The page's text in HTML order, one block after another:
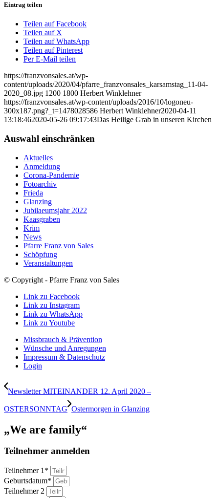
Eintrag teilen
Teilen auf Facebook
Teilen auf X
Teilen auf WhatsApp
Teilen auf Pinterest
Per E-Mail teilen
https://franzvonsales.at/wp-
content/uploads/2020/04/pfarre_franzvonsales_karsamstag_11-04-
2020_08.jpg 1200 1800 Herbert Winklehner
https://franzvonsales.at/wp-content/uploads/2016/10/logoneu-
300x187.png?_t=1478028586 Herbert Winklehner2020-04-11
13:18:462020-05-26 09:17:43Das Heilige Grab in unseren Kirchen
Auswahl einschränken
Aktuelles
Anmeldung
Corona-Pandemie
Fotoarchiv
Frieda
Glanzing
Jubilaeumsjahr 2022
Kaasgraben
Krim
News
Pfarre Franz von Sales
Schöpfung
Veranstaltungen
© Copyright - Pfarre Franz von Sales
Link zu Facebook
Link zu Instagram
Link zu WhatsApp
Link zu Youtube
Missbrauch & Prävention
Wünsche und Anregungen
Impressum & Datenschutz
Login
Newsletter MITEINANDER 12. April 2020 –
OSTERSONNTAG Ostermorgen in Glanzing
„We are family“
Teilnehmer anmelden
Teilnehmer 1*
Geburtsdatum*
Teilnehmer 2